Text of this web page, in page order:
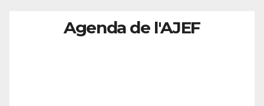
Agenda de l'AJEF